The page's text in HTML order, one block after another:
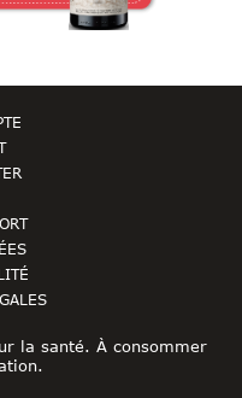
la santé. À consommer